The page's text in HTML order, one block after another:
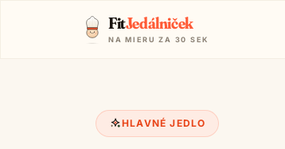
FitJedálniček
NA MIERU ZA 30 SEK
HLAVNÉ JEDLO